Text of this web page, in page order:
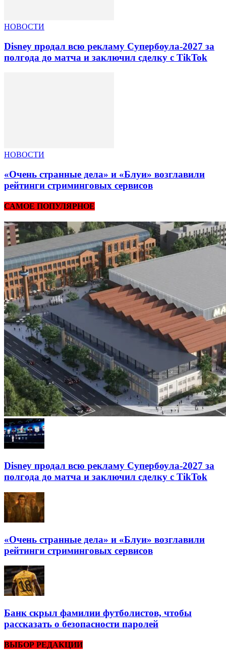
НОВОСТИ
Disney продал всю рекламу Супербоула-2027 за
полгода до матча и заключил сделку с TikTok
НОВОСТИ
«Очень странные дела» и «Блуи» возглавили
рейтинги стриминговых сервисов
САМОЕ ПОПУЛЯРНОЕ
Disney продал всю рекламу Супербоула-2027 за
полгода до матча и заключил сделку с TikTok
«Очень странные дела» и «Блуи» возглавили
рейтинги стриминговых сервисов
Банк скрыл фамилии футболистов, чтобы
рассказать о безопасности паролей
ВЫБОР РЕДАКЦИИ